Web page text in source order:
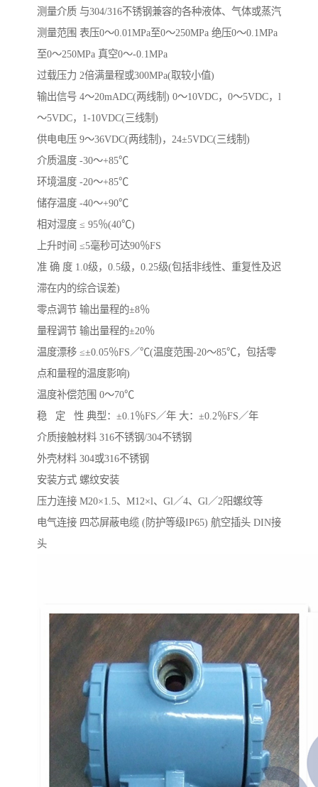
测量介质 与304/316不锈钢兼容的各种液体、气体或蒸汽
测量范围 表压0～0.01MPa至0～250MPa 绝压0～0.1MPa
至0～250MPa 真空0～-0.1MPa
过载压力 2倍满量程或300MPa(取较小值)
输出信号 4～20mADC(两线制) 0～10VDC，0～5VDC，l
～5VDC，1-10VDC(三线制)
供电电压 9～36VDC(两线制)，24±5VDC(三线制)
介质温度 -30～+85℃
环境温度 -20～+85℃
储存温度 -40～+90℃
相对湿度 ≤ 95％(40℃)
上升时间 ≤5毫秒可达90％FS
准 确 度 1.0级，0.5级，0.25级(包括非线性、重复性及迟
滞在内的综合误差)
零点调节 输出量程的±8％
量程调节 输出量程的±20％
温度漂移 ≤±0.05％FS／℃(温度范围-20～85℃，包括零
点和量程的温度影响)
温度补偿范围 0～70℃
稳 定 性 典型：±0.1％FS／年 大：±0.2％FS／年
介质接触材料 316不锈钢/304不锈钢
外壳材料 304或316不锈钢
安装方式 螺纹安装
压力连接 M20×1.5、M12×l、Gl／4、Gl／2阳螺纹等
电气连接 四芯屏蔽电缆 (防护等级IP65) 航空插头 DIN接
头